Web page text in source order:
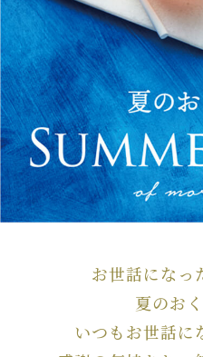
お世話になっ
夏のおく
いつもお世話に